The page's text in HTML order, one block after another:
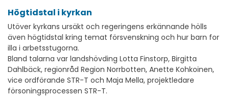
Högtidstal i kyrkan
Utöver kyrkans ursäkt och regeringens erkännande hölls
även högtidstal kring temat försvenskning och hur barn for
illa i arbetsstugorna.
Bland talarna var landshövding Lotta Finstorp, Birgitta
Dahlbäck, regionråd Region Norrbotten, Anette Kohkoinen,
vice ordförande STR-T och Maja Mella, projektledare
försoningsprocessen STR-T.